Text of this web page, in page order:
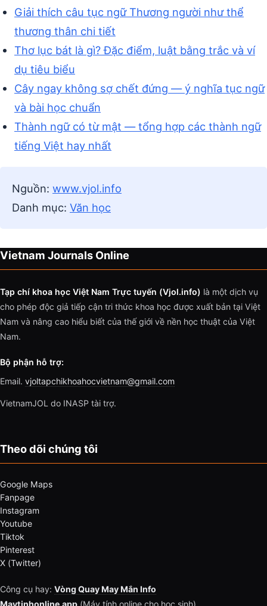
Giải thích câu tục ngữ Thương người như thể
thương thân chi tiết
Thơ lục bát là gì? Đặc điểm, luật bằng trắc và ví
dụ tiêu biểu
Cây ngay không sợ chết đứng — ý nghĩa tục ngữ
và bài học chuẩn
Thành ngữ có từ mật — tổng hợp các thành ngữ
tiếng Việt hay nhất
Nguồn: www.vjol.info
Danh mục: Văn học
Vietnam Journals Online
Tạp chí khoa học Việt Nam Trực tuyến (Vjol.info) là một dịch vụ
cho phép độc giả tiếp cận tri thức khoa học được xuất bản tại Việt
Nam và nâng cao hiểu biết của thế giới về nền học thuật của Việt
Nam.
Bộ phận hỗ trợ:
Email. vjoltapchikhoahocvietnam@gmail.com
VietnamJOL do INASP tài trợ.
Theo dõi chúng tôi
Google Maps
Fanpage
Instagram
Youtube
Tiktok
Pinterest
X (Twitter)
Công cụ hay: Vòng Quay May Mắn Info
Maytinhonline.app (Máy tính online cho học sinh)